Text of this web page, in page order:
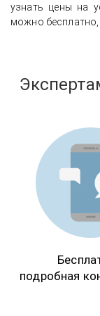
узнать цены на
можно бесплатно,
подробная